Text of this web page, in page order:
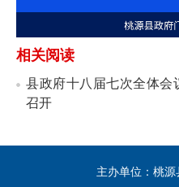
相关阅读
县政府十八届七次全体会
召开
主办单位：桃